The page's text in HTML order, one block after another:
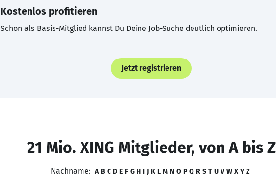
Kostenlos profitieren
Schon als Basis-Mitglied kannst Du Deine Job-Suche deutlich optimieren.
Jetzt registrieren
21 Mio. XING Mitglieder, von A bis Z
Nachname: A B C D E F G H I J K L M N O P Q R S T U V W X Y Z